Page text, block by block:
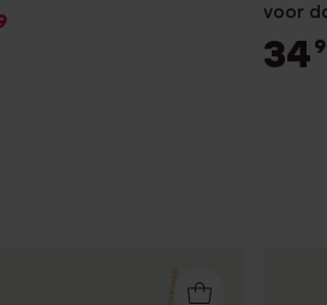
voor
34